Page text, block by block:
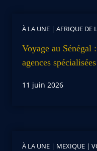
À LA UNE | AFRIQUE DE
Voyage au Sénégal
agences spécialisées
11 juin 2026
À LA UNE | MEXIQUE |